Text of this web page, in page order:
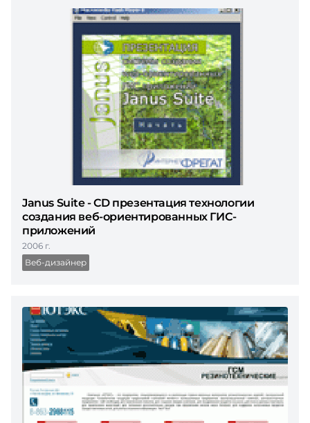
Janus Suite - CD презентация технологии
создания веб-ориентированных ГИС-
приложений
2006 г.
Веб-дизайнер